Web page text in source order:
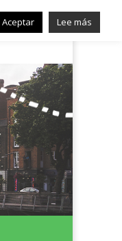
en
Aceptar Lee más